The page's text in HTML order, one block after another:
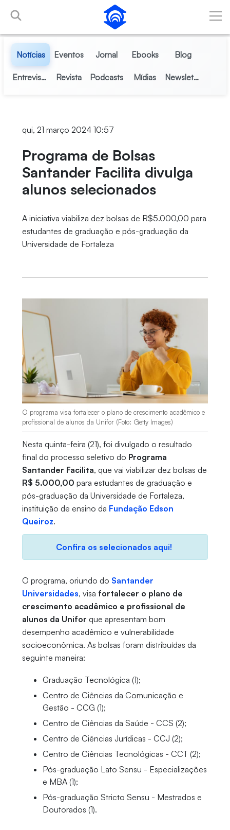
Pular para o Conteúdo principal
Notícias Eventos Jornal Ebooks Blog
Entrevistas Revista Podcasts Mídias Newsletter
qui, 21 março 2024 10:57
Programa de Bolsas
Santander Facilita divulga
alunos selecionados
A iniciativa viabiliza dez bolsas de R$5.000,00 para
estudantes de graduação e pós-graduação da
Universidade de Fortaleza
O programa visa fortalecer o plano de crescimento acadêmico e
profissional de alunos da Unifor (Foto: Getty Images)
Nesta quinta-feira (21), foi divulgado o resultado
final do processo seletivo do Programa
Santander Facilita, que vai viabilizar dez bolsas de
R$ 5.000,00 para estudantes de graduação e
pós-graduação da Universidade de Fortaleza,
instituição de ensino da Fundação Edson
Queiroz.
Confira os selecionados aqui!
O programa, oriundo do Santander
Universidades, visa fortalecer o plano de
crescimento acadêmico e profissional de
alunos da Unifor que apresentam bom
desempenho acadêmico e vulnerabilidade
socioeconômica. As bolsas foram distribuídas da
seguinte maneira:
Graduação Tecnológica (1);
Centro de Ciências da Comunicação e
Gestão - CCG (1);
Centro de Ciências da Saúde - CCS (2);
Centro de Ciências Jurídicas - CCJ (2);
Centro de Ciências Tecnológicas - CCT (2);
Pós-graduação Lato Sensu - Especializações
e MBA (1);
Pós-graduação Stricto Sensu - Mestrados e
Doutorados (1).